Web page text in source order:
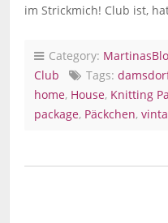
im Strickmich! Club ist,
Category:
Club
Tags:
home, House, Knitting
package, Päckchen,